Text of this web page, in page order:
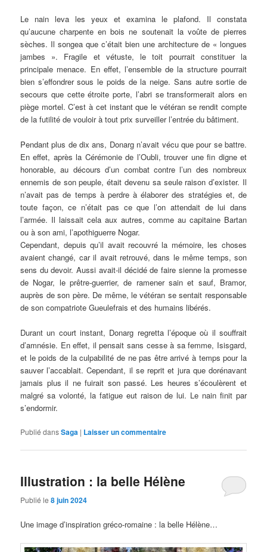
Le nain leva les yeux et examina le plafond. Il constata
qu’aucune charpente en bois ne soutenait la voûte de pierres
sèches. Il songea que c’était bien une architecture de « longues
jambes ». Fragile et vétuste, le toit pourrait constituer la
principale menace. En effet, l’ensemble de la structure pourrait
bien s’effondrer sous le poids de la neige. Sans autre sortie de
secours que cette étroite porte, l’abri se transformerait alors en
piège mortel. C’est à cet instant que le vétéran se rendit compte
de la futilité de vouloir à tout prix surveiller l’entrée du bâtiment.
Pendant plus de dix ans, Donarg n’avait vécu que pour se battre.
En effet, après la Cérémonie de l’Oubli, trouver une fin digne et
honorable, au décours d’un combat contre l’un des nombreux
ennemis de son peuple, était devenu sa seule raison d’exister. Il
n’avait pas de temps à perdre à élaborer des stratégies et, de
toute façon, ce n’était pas ce que l’on attendait de lui dans
l’armée. Il laissait cela aux autres, comme au capitaine Bartan
ou à son ami, l’apothiguerre Nogar.
Cependant, depuis qu’il avait recouvré la mémoire, les choses
avaient changé, car il avait retrouvé, dans le même temps, son
sens du devoir. Aussi avait-il décidé de faire sienne la promesse
de Nogar, le prêtre-guerrier, de ramener sain et sauf, Bramor,
auprès de son père. De même, le vétéran se sentait responsable
de son compatriote Gueulefrais et des humains libérés.
Durant un court instant, Donarg regretta l’époque où il souffrait
d’amnésie. En effet, il pensait sans cesse à sa femme, Isisgard,
et le poids de la culpabilité de ne pas être arrivé à temps pour la
sauver l’accablait. Cependant, il se reprit et jura que dorénavant
jamais plus il ne fuirait son passé. Les heures s’écoulèrent et
malgré sa volonté, la fatigue eut raison de lui. Le nain finit par
s’endormir.
Publié dansSaga | Laisser un commentaire
Illustration : la belle Hélène
Publié le8 juin 2024
Une image d’inspiration gréco-romaine : la belle Hélène…